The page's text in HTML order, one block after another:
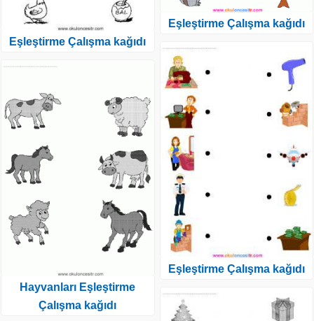
Eşleştirme Çalışma kağıdı
Hayvanları Eşleştirme
Çalışma kağıdı
Eşleştirme Çalışma kağıdı
Eşleştirme Çalışma kağıdı